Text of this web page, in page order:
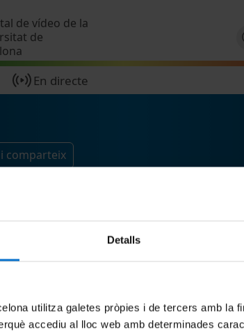
Detalls
utilitza galetes pròpies i de tercers amb la
accediu al lloc web amb determinades
de vídeo de la
de
En directe
comparteix